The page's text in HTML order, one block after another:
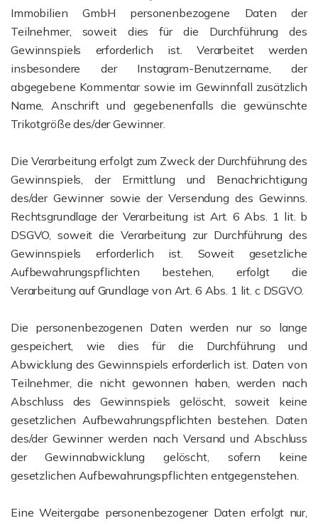
Immobilien GmbH personenbezogene Daten der
Teilnehmer, soweit dies für die Durchführung des
Gewinnspiels erforderlich ist. Verarbeitet werden
insbesondere der Instagram-Benutzername, der
abgegebene Kommentar sowie im Gewinnfall zusätzlich
Name, Anschrift und gegebenenfalls die gewünschte
Trikotgröße des/der Gewinner.
Die Verarbeitung erfolgt zum Zweck der Durchführung des
Gewinnspiels, der Ermittlung und Benachrichtigung
des/der Gewinner sowie der Versendung des Gewinns.
Rechtsgrundlage der Verarbeitung ist Art. 6 Abs. 1 lit. b
DSGVO, soweit die Verarbeitung zur Durchführung des
Gewinnspiels erforderlich ist. Soweit gesetzliche
Aufbewahrungspflichten bestehen, erfolgt die
Verarbeitung auf Grundlage von Art. 6 Abs. 1 lit. c DSGVO.
Die personenbezogenen Daten werden nur so lange
gespeichert, wie dies für die Durchführung und
Abwicklung des Gewinnspiels erforderlich ist. Daten von
Teilnehmer, die nicht gewonnen haben, werden nach
Abschluss des Gewinnspiels gelöscht, soweit keine
gesetzlichen Aufbewahrungspflichten bestehen. Daten
des/der Gewinner werden nach Versand und Abschluss
der Gewinnabwicklung gelöscht, sofern keine
gesetzlichen Aufbewahrungspflichten entgegenstehen.
Eine Weitergabe personenbezogener Daten erfolgt nur,